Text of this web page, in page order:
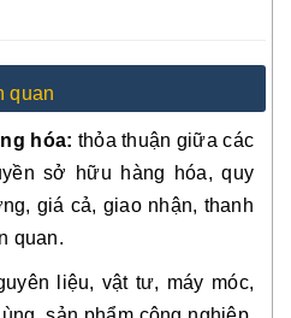
quan
hóa: thỏa thuận giữa các
sở hữu hàng hóa, quy
giá cả, giao nhận, thanh
quan.
liệu, vật tư, máy móc,